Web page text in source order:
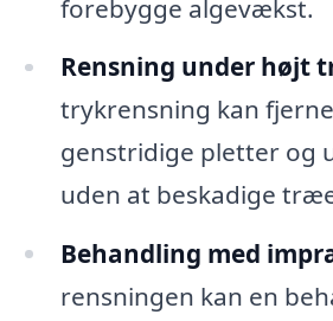
forebygge algevækst.
Rensning under højt
trykrensning kan
genstridige pletter og
uden at beskadige
Behandling med
rensningen kan en